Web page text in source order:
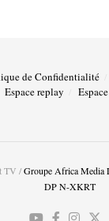
de Confidentialité
Espace replay
TV /Groupe Africa Media
DP N-XKRT